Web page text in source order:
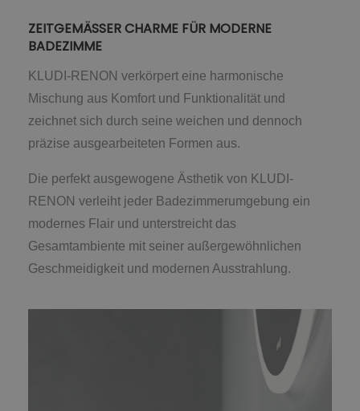
ZEITGEMÄSSER CHARME FÜR MODERNE
BADEZIMME
KLUDI-RENON verkörpert eine harmonische
Mischung aus Komfort und Funktionalität und
zeichnet sich durch seine weichen und dennoch
präzise ausgearbeiteten Formen aus.
Die perfekt ausgewogene Ästhetik von KLUDI-
RENON verleiht jeder Badezimmerumgebung ein
modernes Flair und unterstreicht das
Gesamtambiente mit seiner außergewöhnlichen
Geschmeidigkeit und modernen Ausstrahlung.